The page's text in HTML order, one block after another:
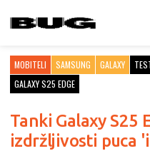
MOBITELI SAMSUNG GALAXY
GALAXY S25 EDGE
Tanki Galaxy S25
izdržljivosti puca